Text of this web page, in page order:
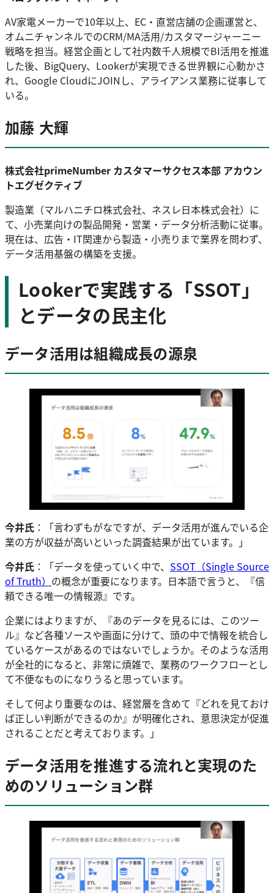
AV家電メーカーで10年以上、EC・直営店舗の企画運営と、
オムニチャンネルでのCRM/MA活用/カスタマージャーニー
戦略を担当。経営企画として社内数千人規模でBI活用を推進
した後、BigQuery、Lookerが実現できる世界観に心動かさ
れ、Google CloudにJOINし、アライアンス業務に従事して
いる。
加藤 大輝
株式会社primeNumber カスタマーサクセス本部 アカウン
トエグゼクティブ
製造業（マルハニチロ株式会社、ネスレ日本株式会社）に
て、小売業向けの製品開発・営業・データ分析活動に従事。
現在は、広告・IT関連から製造・小売りまで業界を問わず、
データ活用基盤の構築を支援。
Lookerで実践する「SSOT」
とデータの民主化
データ活用は組織成長の源泉
今井氏 ：「言わずもがなですが、データ活用が進んでいる企
業の方が収益が高いといった調査結果が出ています。」
今井氏 ：「データを使っていく中で、 SSOT（Single Source
of Truth） の概念が重要になります。日本語で言うと、『信
頼できる唯一の情報源』です。
企業にはよりますが、『あのデータを見るには、このツー
ル』など各種ソースや画面に分けて、頭の中で情報を統合し
ているケースがあるのではないでしょうか。そのような活用
が全社的になると、非常に煩雑で、業務のワークフローとし
て不便なものになりうると思っています。
そして何より重要なのは、経営層を含めて『どれを見ておけ
ば正しい判断ができるのか』が明確化され、意思決定が促進
されることだと考えております。」
データ活用を推進する流れと実現のた
めのソリューション群